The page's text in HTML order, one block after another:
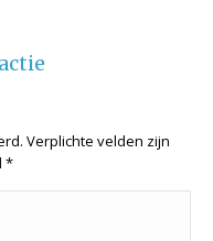
Verplichte velden zijn
*